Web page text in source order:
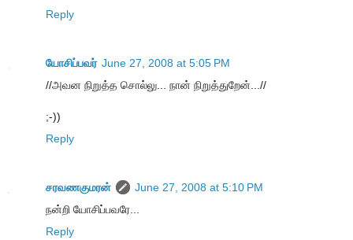
Reply
யோசிப்பவர் June 27, 2008 at 5:05 PM
//அவன நிறுத்த சொல்லு... நான் நிறுத்துறேன்...//
;-))
Reply
சரவணகுமரன்
June 27, 2008 at 5:10 PM
நன்றி யோசிப்பவரே...
Reply